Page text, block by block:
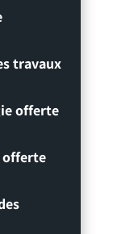
travaux
offerte